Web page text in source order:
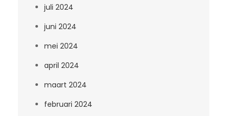
juli 2024
juni 2024
mei 2024
april 2024
maart 2024
februari 2024